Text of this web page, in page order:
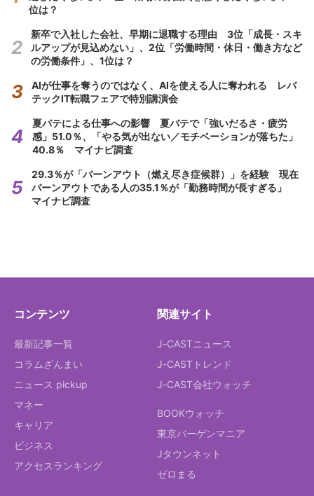
位は？
新卒で入社した会社、早期に退職する理由 3位「成長・スキ
ルアップが見込めない」、2位「労働時間・休日・働き方など
の労働条件」、1位は？
AIが仕事を奪うのではなく、AIを使える人に奪われる レバ
テックIT転職フェアで特別講演会
夏バテによる仕事への影響 夏バテで「強いだるさ・疲労
感」51.0％、「やる気が出ない／モチベーションが落ちた」
40.8％ マイナビ調査
29.3％が「バーンアウト（燃え尽き症候群）」を経験 現在
バーンアウトである人の35.1％が「勤務時間が長すぎる」
マイナビ調査
コンテンツ
最新記事一覧
コラムざんまい
ニュース pickup
マネー
キャリア
ビジネス
アクセスランキング
関連サイト
J-CASTニュース
J-CASTトレンド
J-CAST会社ウォッチ
BOOKウォッチ
東京バーゲンマニア
Jタウンネット
ゼロまる